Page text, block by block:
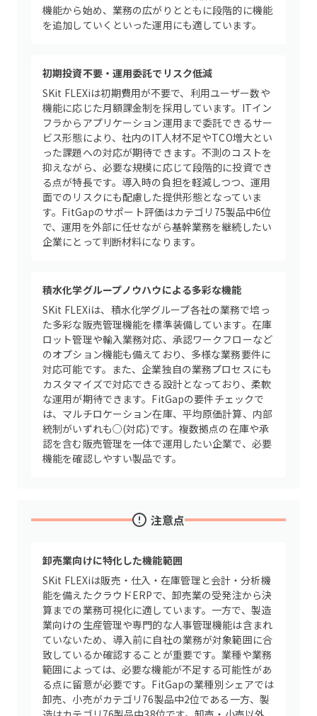
機能から始め、業務の広がりとともに段階的に機能
を追加していくといった運用にも適しています。
初期投資不要・運用委託でリスク低減
SKit FLEXiは初期費用が不要で、利用ユーザー数や
機能に応じた月額課金制を採用しています。ITイン
フラからアプリケーション運用まで委託できるサー
ビス形態により、社内のIT人材不足やTCO増大とい
った課題への対応が期待できます。不測のコストを
抑えながら、必要な規模に応じて段階的に投資でき
る点が特長です。導入時の負担を軽減しつつ、運用
面でのリスクにも配慮した提供形態となっていま
す。FitGapのサポート評価はカテゴリ75製品中6位
で、運用を外部に任せながら基幹業務を継続したい
企業にとって判断材料になります。
積水化学グループノウハウによる多彩な機能
SKit FLEXiは、積水化学グループ各社の業務で培っ
た多彩な販売管理機能を標準装備しています。在庫
ロット管理や輸入業務対応、承認ワークフローなど
のオプション機能も備えており、多様な業務要件に
対応可能です。また、企業独自の業務プロセスにも
カスタマイズで対応できる設計となっており、柔軟
な運用が期待できます。FitGapの要件チェックで
は、マルチロケーション在庫、平均原価計算、内部
統制がいずれも○(対応)です。複数拠点の在庫や承
認を含む販売管理を一体で運用したい企業で、必要
機能を確認しやすい製品です。
注意点
卸売業向けに特化した機能範囲
SKit FLEXiは販売・仕入・在庫管理と会計・分析機
能を備えたクラウドERPで、卸売業の受発注から決
算までの業務可視化に適しています。一方で、製造
業向けの生産管理や専門的な人事管理機能は含まれ
ていないため、導入前に自社の業務が対象範囲に合
致しているか確認することが重要です。業種や業務
範囲によっては、必要な機能が不足する可能性があ
る点に留意が必要です。FitGapの業種別シェアでは
卸売、小売がカテゴリ76製品中2位である一方、製